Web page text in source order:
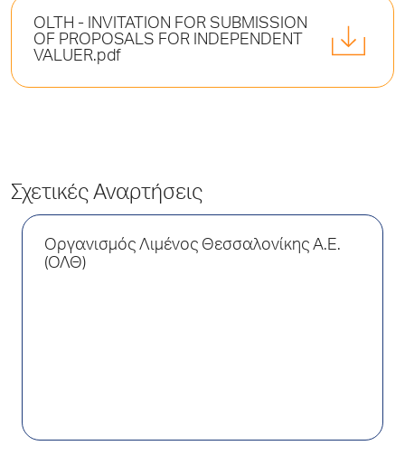
OLTH - INVITATION FOR SUBMISSION
OF PROPOSALS FOR INDEPENDENT
VALUER.pdf
Σχετικές Αναρτήσεις
Οργανισμός Λιμένος Θεσσαλονίκης Α.Ε.
(ΟΛΘ)